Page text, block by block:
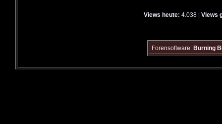
Views heute: 4.038 | Views
Forensoftware: Burning